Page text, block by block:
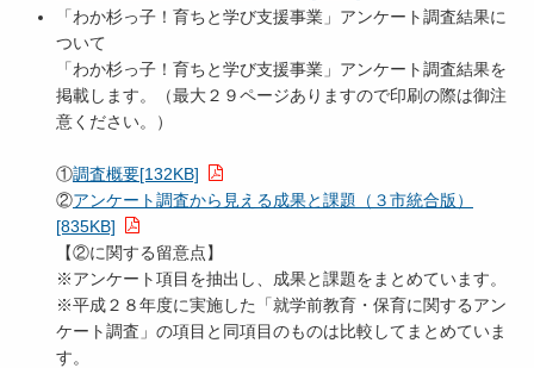
「わか杉っ子！育ちと学び支援事業」アンケート調査結果に
ついて
「わか杉っ子！育ちと学び支援事業」アンケート調査結果を
掲載します。（最大２９ページありますので印刷の際は御注
意ください。）
①調査概要[132KB]
②アンケート調査から見える成果と課題（３市統合版）
[835KB]
【②に関する留意点】
※アンケート項目を抽出し、成果と課題をまとめています。
※平成２８年度に実施した「就学前教育・保育に関するアン
ケート調査」の項目と同項目のものは比較してまとめていま
す。